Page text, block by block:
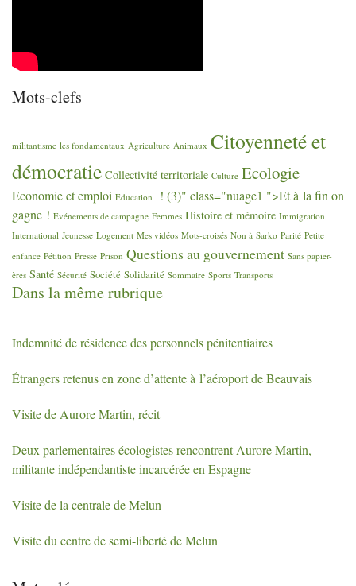
Mots-clefs
militantisme les fondamentaux Agriculture Animaux Citoyenneté et
démocratie Collectivité territoriale Culture Ecologie
Economie et emploi Education
! (3)" class="nuage1 ">Et à la fin on
gagne ! Evénements de campagne Femmes Histoire et mémoire Immigration
International Jeunesse Logement Mes vidéos Mots-croisés Non à Sarko Parité Petite
enfance Pétition Presse Prison Questions au gouvernement Sans papier-
ères Santé Sécurité Société Solidarité Sommaire Sports Transports
Dans la même rubrique
Indemnité de résidence des personnels pénitentiaires
Étrangers retenus en zone d’attente à l’aéroport de Beauvais
Visite de Aurore Martin, récit
Deux parlementaires écologistes rencontrent Aurore Martin,
militante indépendantiste incarcérée en Espagne
Visite de la centrale de Melun
Visite du centre de semi-liberté de Melun